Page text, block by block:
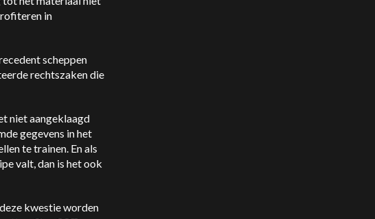
in
scheppen
rechtszaken die
niet aangeklaagd
gegevens in het
te trainen. En als
valt, dan is het ook
kwestie worden